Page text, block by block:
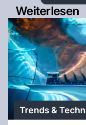
Weiterlesen
Trends &